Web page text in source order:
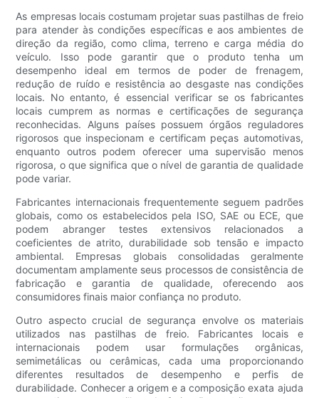
As empresas locais costumam projetar suas pastilhas de freio
para atender às condições específicas e aos ambientes de
direção da região, como clima, terreno e carga média do
veículo. Isso pode garantir que o produto tenha um
desempenho ideal em termos de poder de frenagem,
redução de ruído e resistência ao desgaste nas condições
locais. No entanto, é essencial verificar se os fabricantes
locais cumprem as normas e certificações de segurança
reconhecidas. Alguns países possuem órgãos reguladores
rigorosos que inspecionam e certificam peças automotivas,
enquanto outros podem oferecer uma supervisão menos
rigorosa, o que significa que o nível de garantia de qualidade
pode variar.
Fabricantes internacionais frequentemente seguem padrões
globais, como os estabelecidos pela ISO, SAE ou ECE, que
podem abranger testes extensivos relacionados a
coeficientes de atrito, durabilidade sob tensão e impacto
ambiental. Empresas globais consolidadas geralmente
documentam amplamente seus processos de consistência de
fabricação e garantia de qualidade, oferecendo aos
consumidores finais maior confiança no produto.
Outro aspecto crucial de segurança envolve os materiais
utilizados nas pastilhas de freio. Fabricantes locais e
internacionais podem usar formulações orgânicas,
semimetálicas ou cerâmicas, cada uma proporcionando
diferentes resultados de desempenho e perfis de
durabilidade. Conhecer a origem e a composição exata ajuda